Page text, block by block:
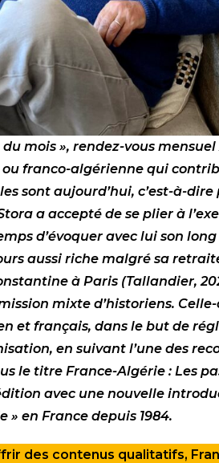
mois », rendez-vous mensuel
franco-algérienne qui
sont aujourd’hui, c’est-à-
a accepté de se plier à
d’évoquer avec lui son
aussi riche malgré sa
à Paris (Tallandier,
mixte d’historiens. Celle-
et français, dans le but de
en suivant l’une des
le titre France-Algérie : Les
avec une nouvelle
» en France depuis 1984.
des contenus qualitatifs,